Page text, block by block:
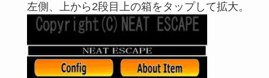
左側、上から2段目上の箱をタップして拡大。